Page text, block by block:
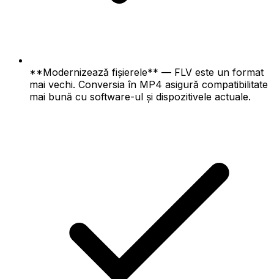
**Modernizează fișierele** — FLV este un format
mai vechi. Conversia în MP4 asigură compatibilitate
mai bună cu software-ul și dispozitivele actuale.